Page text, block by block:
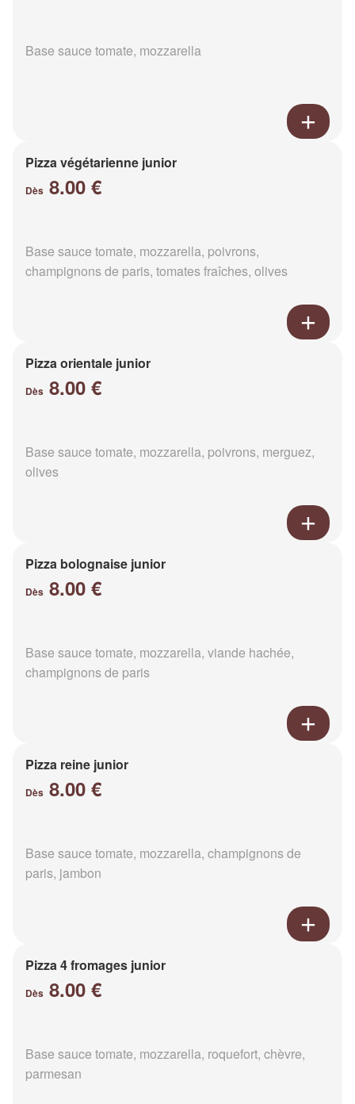
Base sauce tomate, mozzarella
Pizza végétarienne junior
Dès 8.00 €
Base sauce tomate, mozzarella, poivrons,
champignons de paris, tomates fraîches, olives
Pizza orientale junior
Dès 8.00 €
Base sauce tomate, mozzarella, poivrons, merguez,
olives
Pizza bolognaise junior
Dès 8.00 €
Base sauce tomate, mozzarella, viande hachée,
champignons de paris
Pizza reine junior
Dès 8.00 €
Base sauce tomate, mozzarella, champignons de
paris, jambon
Pizza 4 fromages junior
Dès 8.00 €
Base sauce tomate, mozzarella, roquefort, chèvre,
parmesan